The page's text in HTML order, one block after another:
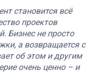
становится всё
проектов
Бизнес не просто
а возвращается с
об этом и другим
очень ценно – и